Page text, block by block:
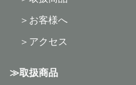
お客様へ
アクセス
取扱商品